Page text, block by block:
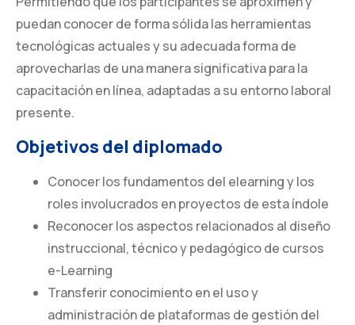
puedan conocer de forma sólida las herramientas
tecnológicas actuales y su adecuada forma de
aprovecharlas de una manera significativa para la
capacitación en línea, adaptadas a su entorno laboral
presente.
Objetivos del diplomado
Conocer los fundamentos del elearning y los
roles involucrados en proyectos de esta índole
Reconocer los aspectos relacionados al diseño
instruccional, técnico y pedagógico de cursos
e-Learning
Transferir conocimiento en el uso y
administración de plataformas de gestión del